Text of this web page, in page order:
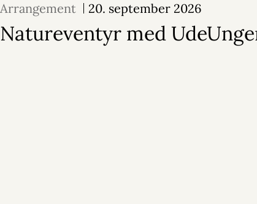
Arrangement 20. september 2026
Natureventyr med